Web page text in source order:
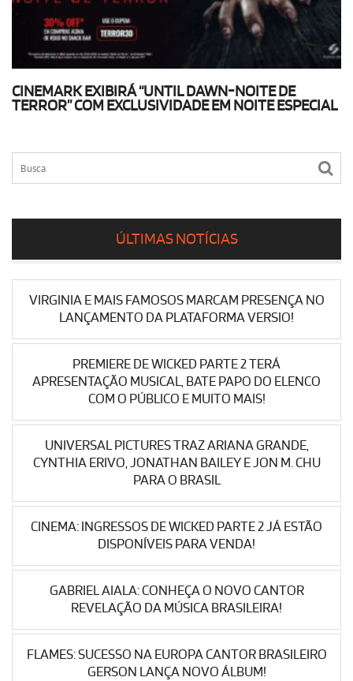
CINEMARK EXIBIRÁ “UNTIL DAWN-NOITE DE
TERROR” COM EXCLUSIVIDADE EM NOITE ESPECIAL
ÚLTIMAS NOTÍCIAS
VIRGINIA E MAIS FAMOSOS MARCAM PRESENÇA NO
LANÇAMENTO DA PLATAFORMA VERSIO!
PREMIERE DE WICKED PARTE 2 TERÁ
APRESENTAÇÃO MUSICAL, BATE PAPO DO ELENCO
COM O PÚBLICO E MUITO MAIS!
UNIVERSAL PICTURES TRAZ ARIANA GRANDE,
CYNTHIA ERIVO, JONATHAN BAILEY E JON M. CHU
PARA O BRASIL
CINEMA: INGRESSOS DE WICKED PARTE 2 JÁ ESTÃO
DISPONÍVEIS PARA VENDA!
GABRIEL AIALA: CONHEÇA O NOVO CANTOR
REVELAÇÃO DA MÚSICA BRASILEIRA!
FLAMES: SUCESSO NA EUROPA CANTOR BRASILEIRO
GERSON LANÇA NOVO ÁLBUM!